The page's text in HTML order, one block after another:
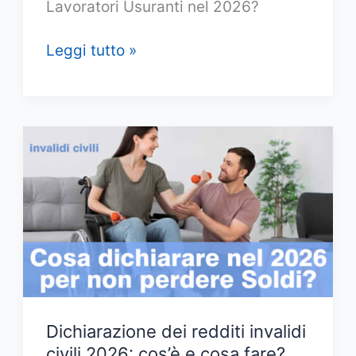
Lavoratori Usuranti nel 2026?
Lavori
Pensione
anticipata:
ecco
le
ultime
novità
Leggi tutto »
Dichiarazione dei redditi invalidi